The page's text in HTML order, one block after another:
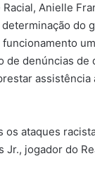
Anielle
do
de denúncias de
assistência
os ataques
jogador do